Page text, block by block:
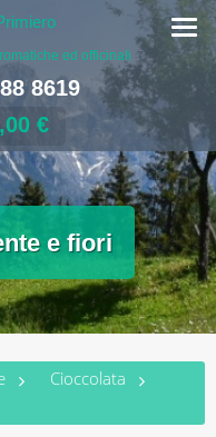
ed officinali
8619
€
e fiori
Cioccolata